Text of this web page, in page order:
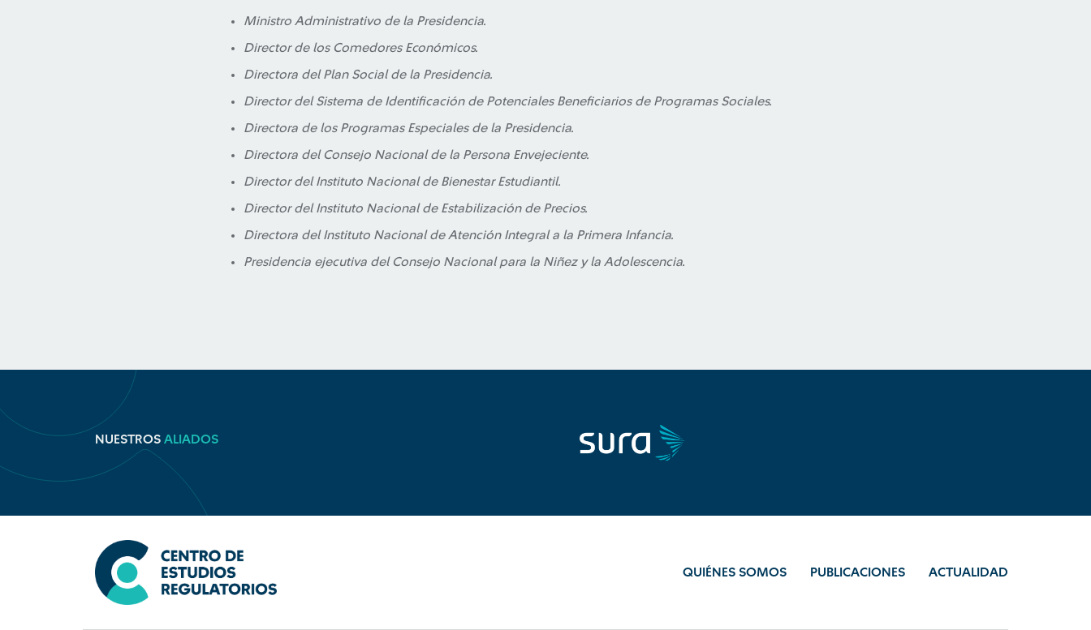
Ministro Administrativo de la Presidencia.
Director de los Comedores Económicos.
Directora del Plan Social de la Presidencia.
Director del Sistema de Identificación de Potenciales Beneficiarios de Programas Sociales.
Directora de los Programas Especiales de la Presidencia.
Directora del Consejo Nacional de la Persona Envejeciente.
Director del Instituto Nacional de Bienestar Estudiantil.
Director del Instituto Nacional de Estabilización de Precios.
Directora del Instituto Nacional de Atención Integral a la Primera Infancia.
Presidencia ejecutiva del Consejo Nacional para la Niñez y la Adolescencia.
NUESTROS ALIADOS
QUIÉNES SOMOS PUBLICACIONES ACTUALIDAD